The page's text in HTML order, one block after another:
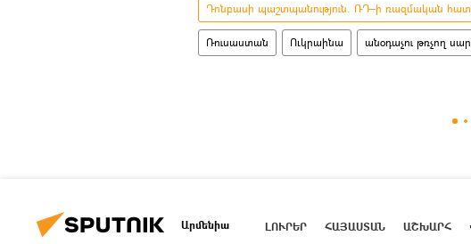
Դոնբասի պաշտպանություն. ՌԴ–ի ռազմական
Ռուսաստան Ուկրաինա անօդաչու թռչող
Արմենիա ԼՈՒՐԵՐ ՀԱՅԱՍՏԱՆ ԱՇԽԱՐՀ